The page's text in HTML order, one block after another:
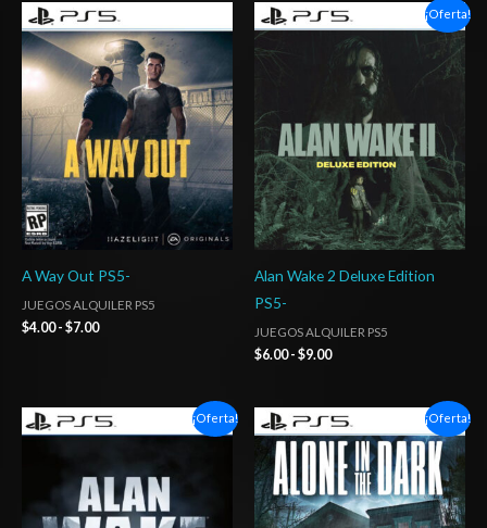
A Way Out PS5-
JUEGOS ALQUILER PS5
$4.00 - $7.00
Rango
de
precios:
desde
$4.00
hasta
$7.00
¡Oferta!
Alan Wake 2 Deluxe Edition
PS5-
JUEGOS ALQUILER PS5
$6.00 - $9.00
Rango
de
precios:
desde
$6.00
hasta
$9.00
¡Oferta!
Rango
de
$4.00
hasta
$7.00
¡Oferta!
Rango
de
precios:
desde
$5.00
hasta
$8.00